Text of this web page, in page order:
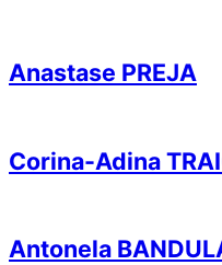
Anastase PREJA
Corina-Adina
Antonela